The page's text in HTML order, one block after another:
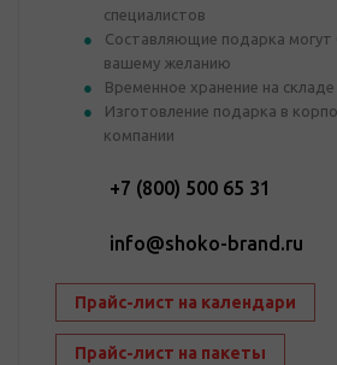
специалистов
Составляющие подарка
вашему желанию
Временное хранение на складе
Изготовление подарка в
компании
+7 (800) 500 65 31
info@shoko-brand.ru
Прайс-лист на календари
Прайс-лист на пакеты